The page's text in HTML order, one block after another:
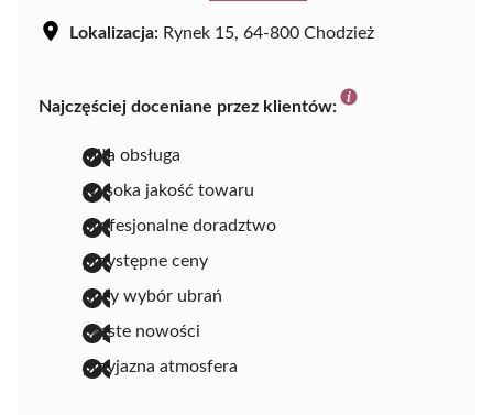
Lokalizacja: Rynek 15, 64-800 Chodzież
Najczęściej doceniane przez klientów:
miła obsługa
wysoka jakość towaru
profesjonalne doradztwo
przystępne ceny
duży wybór ubrań
częste nowości
przyjazna atmosfera